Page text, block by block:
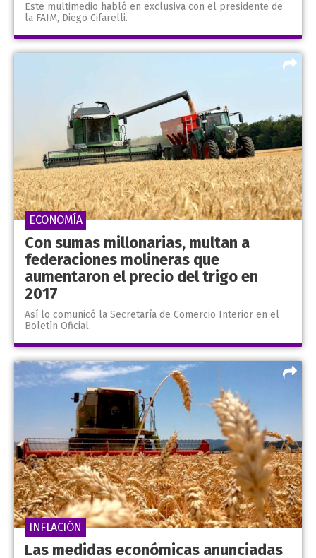
Este multimedio habló en exclusiva con el presidente de
la FAIM, Diego Cifarelli.
Con sumas millonarias, multan a
federaciones molineras que
aumentaron el precio del trigo en
2017
Así lo comunicó la Secretaría de Comercio Interior en el
Boletín Oficial.
ECONOMÍA
Las medidas económicas anunciadas
INFLACIÓN